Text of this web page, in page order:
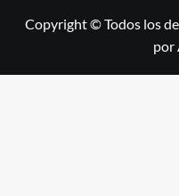
Copyright © Todos los
por